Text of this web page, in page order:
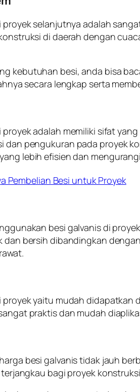
selanjutnya adalah
di daerah dengan
kebutuhan besi, anda bisa
secara lengkap serta
adalah memiliki sifat
pengukuran pada proyek
lebih efisien dan
Pembelian Besi untuk Proyek
besi galvanis di
bersih dibandingkan
yaitu mudah
praktis dan mudah
besi galvanis tidak jauh
bagi proyek